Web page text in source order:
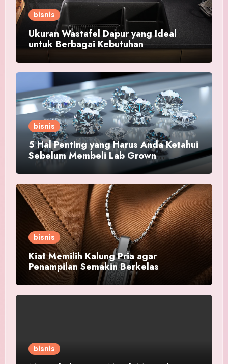
bisnis
Ukuran Wastafel Dapur yang Ideal
untuk Berbagai Kebutuhan
bisnis
5 Hal Penting yang Harus Anda Ketahui
Sebelum Membeli Lab Grown
Diamond!
bisnis
Kiat Memilih Kalung Pria agar
Penampilan Semakin Berkelas
bisnis